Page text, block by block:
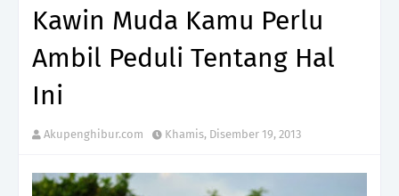
Kawin Muda Kamu Perlu
Ambil Peduli Tentang Hal
Ini
Akupenghibur.com Khamis, Disember 19, 2013